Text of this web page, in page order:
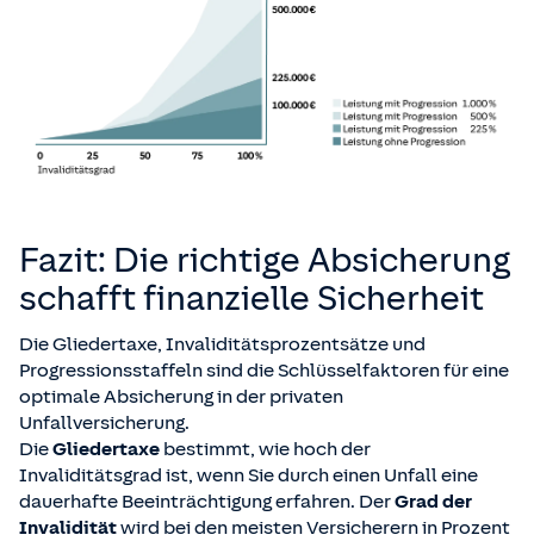
Fazit: Die richtige Absicherung
schafft finanzielle Sicherheit
Die Gliedertaxe, Invaliditätsprozentsätze und
Progressionsstaffeln sind die Schlüsselfaktoren für eine
optimale Absicherung in der privaten
Unfallversicherung.
DieGliedertaxe bestimmt, wie hoch der
Invaliditätsgrad ist, wenn Sie durch einen Unfall eine
dauerhafte Beeinträchtigung erfahren. DerGrad der
Invaliditätwird bei den meisten Versicherern in Prozent